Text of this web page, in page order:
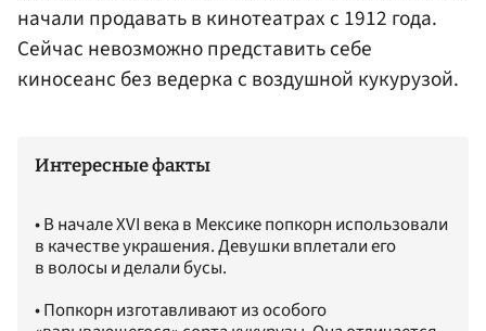
начали продавать в кинотеатрах с 1912 года.
Сейчас невозможно представить себе
киносеанс без ведерка с воздушной кукурузой.
Интересные факты
• В начале XVI века в Мексике попкорн использовали
в качестве украшения. Девушки вплетали его
в волосы и делали бусы.
• Попкорн изготавливают из особого